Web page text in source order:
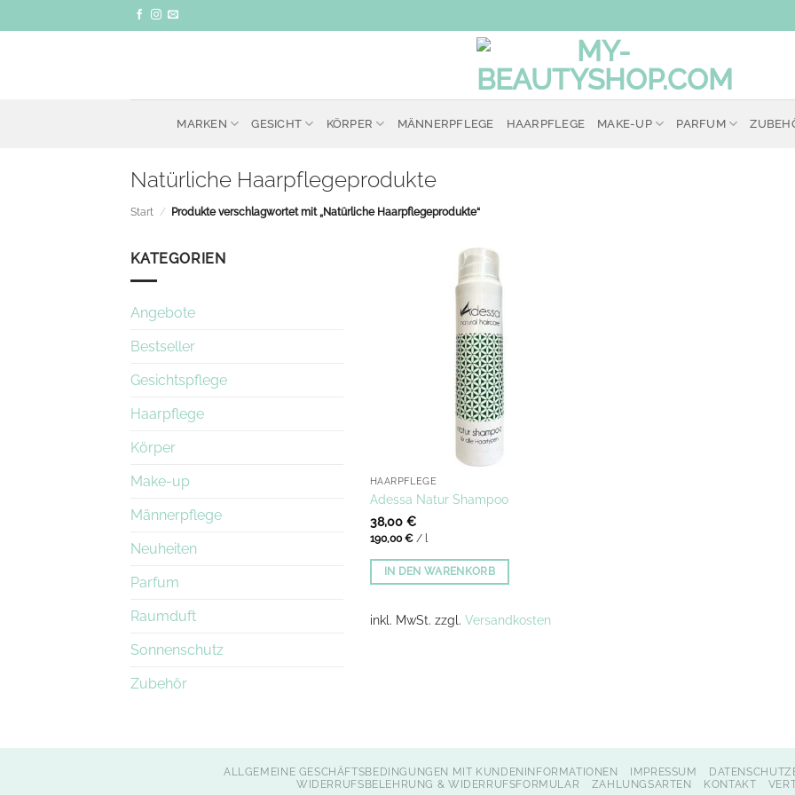
Inhalt
MARKEN GESICHT KÖRPER MÄNNERPFLEGE HAARPFLEGE MAKE-UP PARFUM
Natürliche Haarpflegeprodukte
Start / Produkte verschlagwortet mit „Natürliche Haarpflegeprodukte“
KATEGORIEN
Angebote
Bestseller
Gesichtspflege
Haarpflege
Körper
Make-up
Männerpflege
Neuheiten
Parfum
Raumduft
Sonnenschutz
Zubehör
HAARPFLEGE
Adessa Natur Shampoo
38,00 €
190,00€/ l
IN DEN WARENKORB
inkl. MwSt. zzgl. Versandkosten
ALLGEMEINE GESCHÄFTSBEDINGUNGEN MIT KUNDENINFORMATIONEN IMPRESSUM
WIDERRUFSBELEHRUNG & WIDERRUFSFORMULAR
ZAHLUNGSARTEN KONTAKT